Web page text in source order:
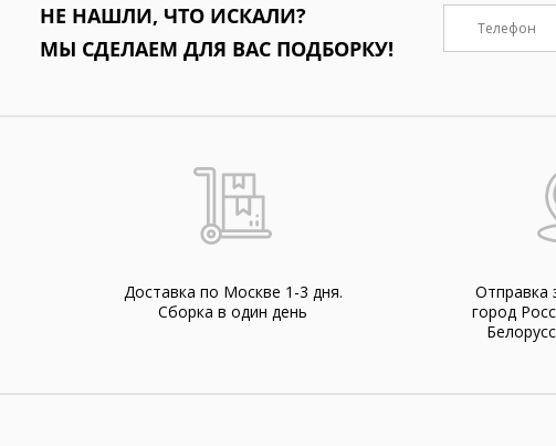
НЕ НАШЛИ, ЧТО ИСКАЛИ?
МЫ СДЕЛАЕМ ДЛЯ ВАС ПОДБОРКУ!
Доставка по Москве 1-3 дня.
Cборка в один день
Отправка
город